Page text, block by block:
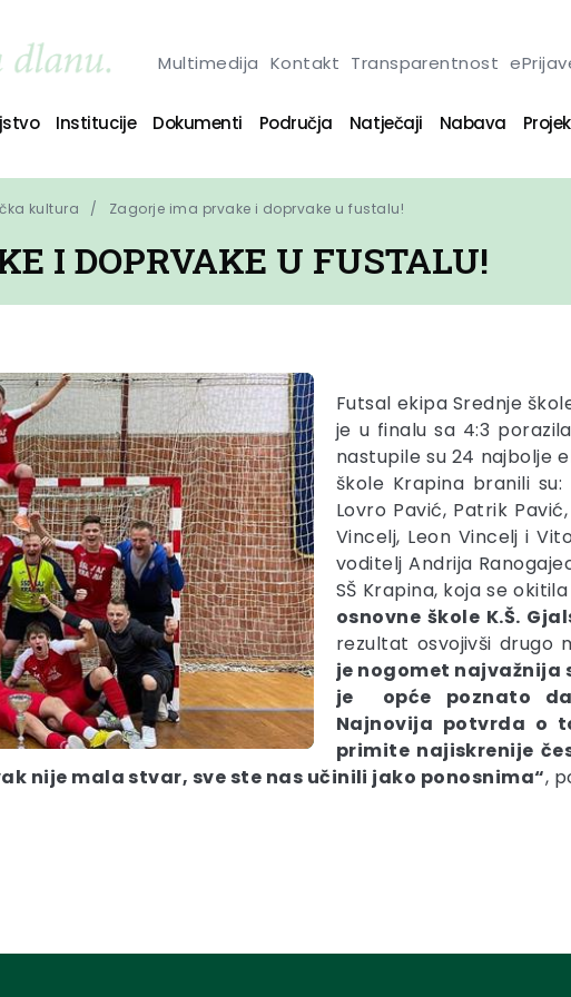
Multimedija Kontakt Transparentnost
Institucije Dokumenti Područja Natječaji Nabava
kultura Zagorje ima prvake i doprvake u fustalu!
I DOPRVAKE U FUSTALU!
Futsal ekipa Srednje
je u finalu sa 4:3
nastupile su 24 najbolje
škole Krapina branili
Lovro Pavić, Patrik
Vincelj, Leon Vincelj i
voditelj Andrija
SŠ Krapina, koja se
osnovne škole K.Š.
rezultat osvojivši drugo
je nogomet najvažnija
je opće poznato
Najnovija potvrda o
primite najiskrenije
nije mala stvar, sve ste nas učinili jako ponosnima“,